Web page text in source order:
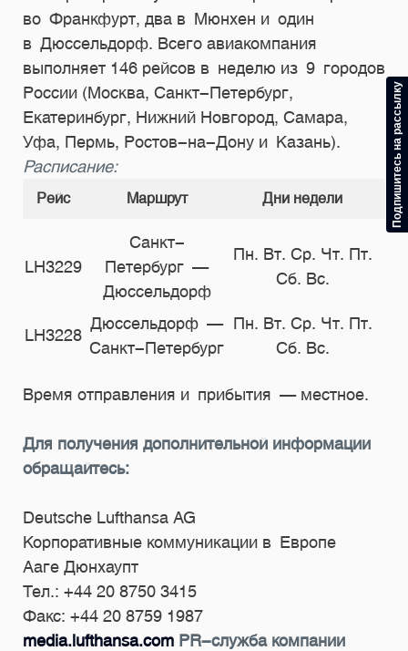
во Франкфурт, два в Мюнхен и один
в Дюссельдорф. Всего авиакомпания
выполняет 146 рейсов в неделю из 9 городов
России (Москва, Санкт-Петербург,
Екатеринбург, Нижний Новгород, Самара,
Уфа, Пермь, Ростов-на-Дону и Казань).
Расписание:
Рейс Маршрут Дни недели
LH3229
Санкт-
Петербург —
Дюссельдорф
Пн. Вт. Ср. Чт. Пт.
Сб. Вс.
LH3228
Дюссельдорф —
Санкт-Петербург
Пн. Вт. Ср. Чт. Пт.
Сб. Вс.
Время отправления и прибытия — местное.
Для получения дополнительной информации
обращайтесь:
Deutsche Lufthansa AG
Корпоративные коммуникации в Европе
Ааге Дюнхаупт
Тел.: +44 20 8750 3415
Факс: +44 20 8759 1987
media.lufthansa.com PR-служба компании
Подпишитесь на рассылку